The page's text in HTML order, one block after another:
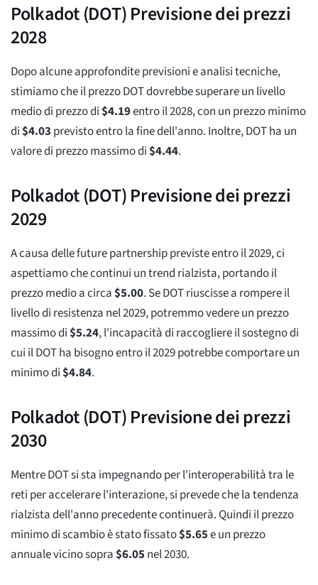
Polkadot (DOT) Previsione dei prezzi
2028
Dopo alcune approfondite previsioni e analisi tecniche,
stimiamo che il prezzo DOT dovrebbe superare un livello
medio di prezzo di$4.19entro il 2028, con un prezzo minimo
di$4.03 previsto entro la fine dell'anno. Inoltre, DOT ha un
valore di prezzo massimo di$4.44.
Polkadot (DOT) Previsione dei prezzi
2029
A causa delle future partnership previste entro il 2029, ci
aspettiamo che continui un trend rialzista, portando il
prezzo medio a circa$5.00. Se DOT riuscisse a rompere il
livello di resistenza nel 2029, potremmo vedere un prezzo
massimo di$5.24, l'incapacità di raccogliere il sostegno di
cui il DOT ha bisogno entro il 2029 potrebbe comportare un
minimo di$4.84.
Polkadot (DOT) Previsione dei prezzi
2030
Mentre DOT si sta impegnando per l'interoperabilità tra le
reti per accelerare l'interazione, si prevede che la tendenza
rialzista dell'anno precedente continuerà. Quindi il prezzo
minimo di scambio è stato fissato$5.65e un prezzo
annuale vicino sopra$6.05nel 2030.